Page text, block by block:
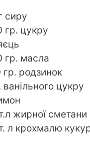
сиру
гр. цукру
гр. масла
гр. родзинок
ванільного цукру
жирної сметани
л крохмалю